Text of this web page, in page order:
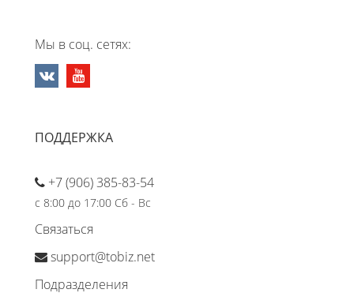
Мы в соц. сетях:
ПОДДЕРЖКА
+7 (906) 385-83-54
с 8:00 до 17:00 Сб - Вс
Связаться
support@tobiz.net
Подразделения